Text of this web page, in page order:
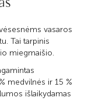
vasaros
Tai tarpinis
miegmaišio.
medvilnės ir 15 %
išlaikydamas